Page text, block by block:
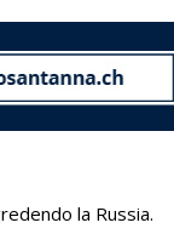
la Russia.